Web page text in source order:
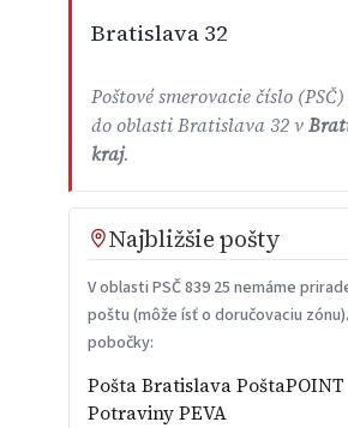
Bratislava 32
Poštové smerovacie číslo (PSČ)
do oblasti Bratislava 32 v
kraj.
Najbližšie pošty
V oblasti PSČ 839 25 nemáme
poštu (môže ísť o doručovaciu
pobočky:
Pošta Bratislava PoštaPOINT
Potraviny PEVA